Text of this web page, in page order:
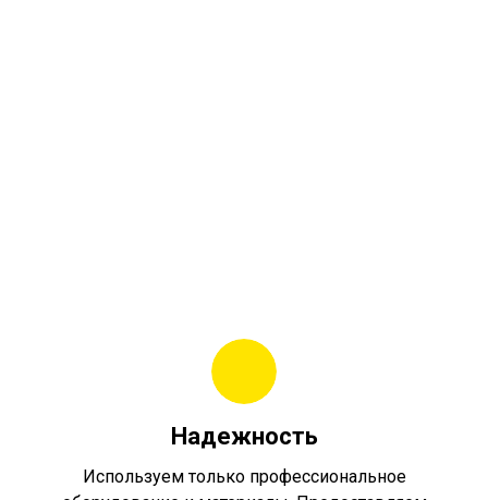
Надежность
Используем только профессиональное